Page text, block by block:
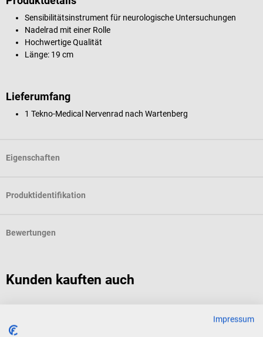
Sensibilitätsinstrument für neurologische Untersuchungen
Nadelrad mit einer Rolle
Hochwertige Qualität
Länge: 19 cm
Lieferumfang
1 Tekno-Medical Nervenrad nach Wartenberg
Eigenschaften
Produktidentifikation
Bewertungen
Kunden kauften auch
TipTherm
Impressum